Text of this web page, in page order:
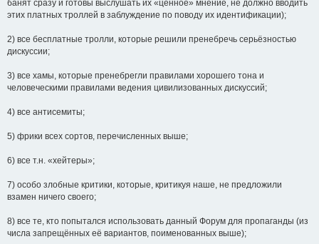
банят сразу и готовы выслушать их «ценное» мнение, не должно вводить
этих платных троллей в заблуждение по поводу их идентификации);
2) все бесплатные тролли, которые решили пренебречь серьёзностью
дискуссии;
3) все хамы, которые пренебрегли правилами хорошего тона и
человеческими правилами ведения цивилизованных дискуссий;
4) все антисемиты;
5) фрики всех сортов, перечисленных выше;
6) все т.н. «хейтеры»;
7) особо злобные критики, которые, критикуя наше, не предложили
взамен ничего своего;
8) все те, кто попытался использовать данный Форум для пропаганды (из
числа запрещённых её вариантов, поименованных выше);